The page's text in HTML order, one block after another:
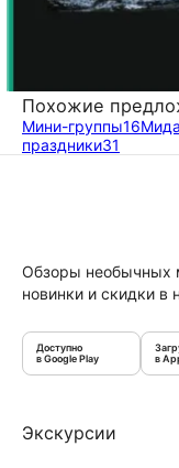
Похожие
Мини-группы16
праздники31
Обзоры необычных
новинки и скидки в
Доступно
в Google Play
в
Экскурсии